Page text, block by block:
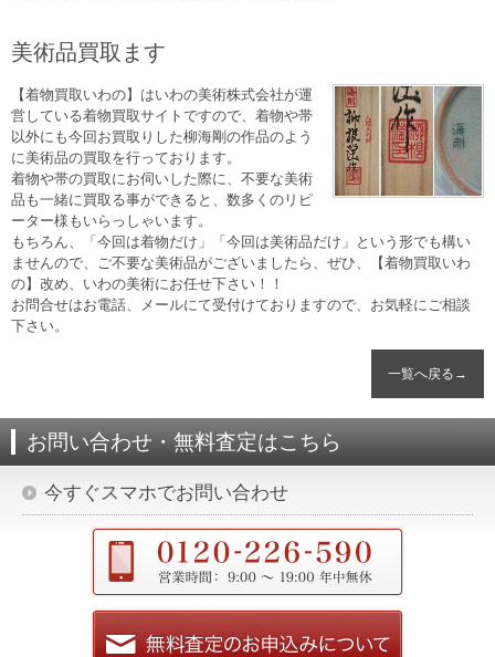
美術品買取ます
【着物買取いわの】はいわの美術株式会社が運
営している着物買取サイトですので、着物や帯
以外にも今回お買取りした柳海剛の作品のよう
に美術品の買取を行っております。
着物や帯の買取にお伺いした際に、不要な美術
品も一緒に買取る事ができると、数多くのリピ
ーター様もいらっしゃいます。
もちろん、「今回は着物だけ」「今回は美術品だけ」という形でも構い
ませんので、ご不要な美術品がございましたら、ぜひ、【着物買取いわ
の】改め、いわの美術にお任せ下さい！！
お問合せはお電話、メールにて受付けておりますので、お気軽にご相談
下さい。
一覧へ戻る→
お問い合わせ・無料査定はこちら
今すぐスマホでお問い合わせ